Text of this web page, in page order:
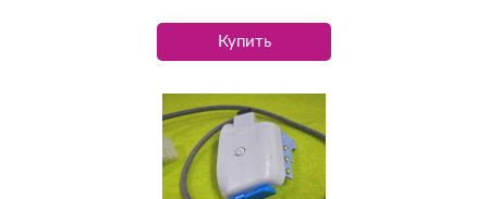
Купить